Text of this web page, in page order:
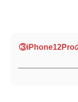
③iPhone12Pro